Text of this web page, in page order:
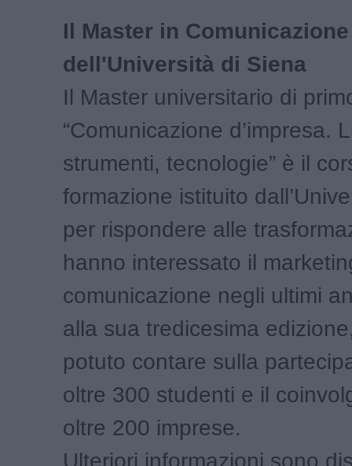
Il Master in
dell'Università di Siena
Il Master universitario di
“Comunicazione d’impresa.
strumenti, tecnologie” è il
formazione istituito
per rispondere alle
hanno interessato il
comunicazione negli ultimi
alla sua tredicesima
potuto contare sulla
oltre 300 studenti e il
oltre 200 imprese.
Ulteriori informazioni sono